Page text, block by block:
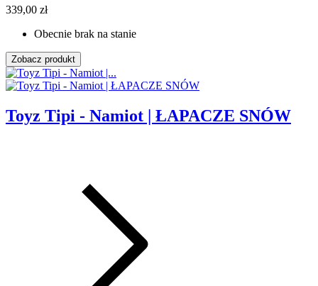
339,00 zł
Obecnie brak na stanie
Zobacz produkt
Toyz Tipi - Namiot | ŁAPACZE SNÓW